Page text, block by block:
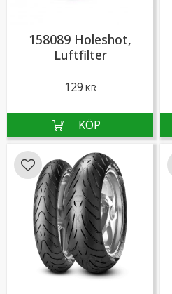
158089 Holeshot,
Luftfilter
129 KR
Lägg till i favoriter